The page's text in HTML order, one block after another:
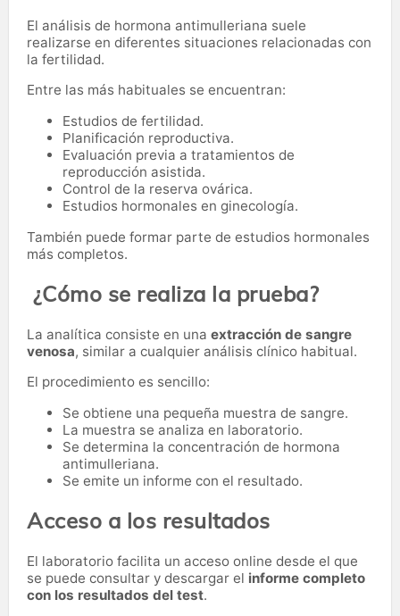
El análisis de hormona antimulleriana suele
realizarse en diferentes situaciones relacionadas con
la fertilidad.
Entre las más habituales se encuentran:
Estudios de fertilidad.
Planificación reproductiva.
Evaluación previa a tratamientos de
reproducción asistida.
Control de la reserva ovárica.
Estudios hormonales en ginecología.
También puede formar parte de estudios hormonales
más completos.
¿Cómo se realiza la prueba?
La analítica consiste en una extracción de sangre
venosa, similar a cualquier análisis clínico habitual.
El procedimiento es sencillo:
Se obtiene una pequeña muestra de sangre.
La muestra se analiza en laboratorio.
Se determina la concentración de hormona
antimulleriana.
Se emite un informe con el resultado.
Acceso a los resultados
El laboratorio facilita un acceso online desde el que
se puede consultar y descargar el informe completo
con los resultados del test.